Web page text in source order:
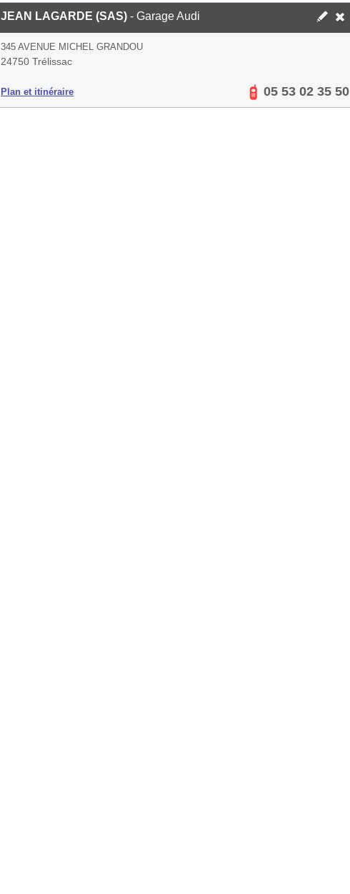
JEAN LAGARDE (SAS) - Garage Audi
345 AVENUE MICHEL GRANDOU
24750 Trélissac
Plan et itinéraire 05 53 02 35 50